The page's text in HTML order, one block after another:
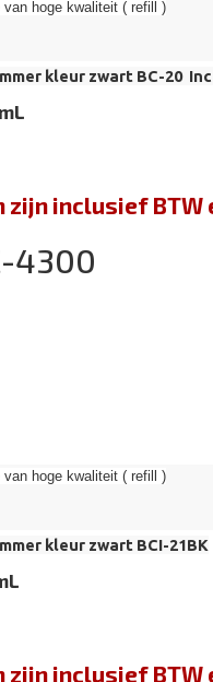
hoge kwaliteit ( refill )
kleur zwart BC-20
zijn inclusief
4300
hoge kwaliteit ( refill )
kleur zwart BCI-21BK
zijn inclusief